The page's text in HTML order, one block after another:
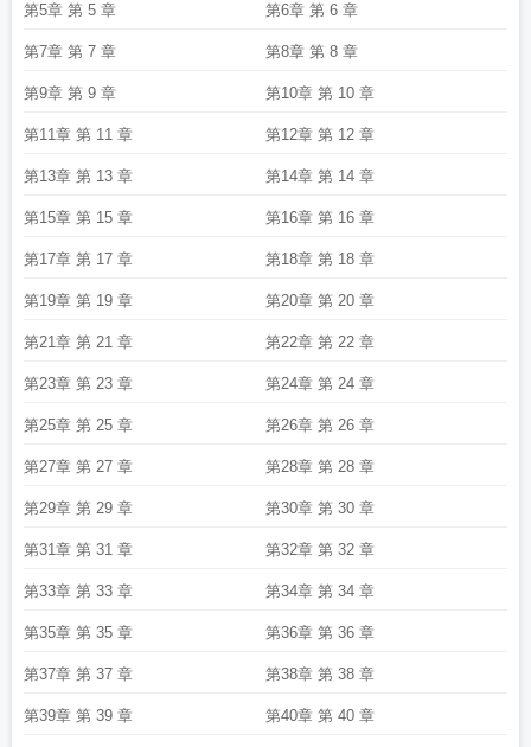
第5章 第 5 章 第6章 第 6 章
第7章 第 7 章 第8章 第 8 章
第9章 第 9 章 第10章 第 10 章
第11章 第 11 章 第12章 第 12 章
第13章 第 13 章 第14章 第 14 章
第15章 第 15 章 第16章 第 16 章
第17章 第 17 章 第18章 第 18 章
第19章 第 19 章 第20章 第 20 章
第21章 第 21 章 第22章 第 22 章
第23章 第 23 章 第24章 第 24 章
第25章 第 25 章 第26章 第 26 章
第27章 第 27 章 第28章 第 28 章
第29章 第 29 章 第30章 第 30 章
第31章 第 31 章 第32章 第 32 章
第33章 第 33 章 第34章 第 34 章
第35章 第 35 章 第36章 第 36 章
第37章 第 37 章 第38章 第 38 章
第39章 第 39 章 第40章 第 40 章